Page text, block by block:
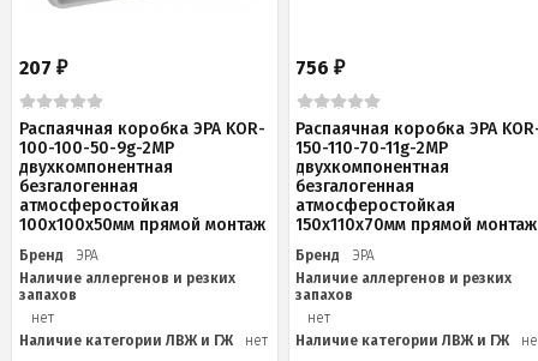
207 ₽
Распаячная коробка ЭРА KOR-
100-100-50-9g-2MP
двухкомпонентная
безгалогенная
атмосферостойкая
100х100х50мм прямой монтаж
Бренд
ЭРА
Наличие аллергенов и резких
запахов
нет
Наличие категории ЛВЖ и ГЖ
нет
756₽
Распаячная коробка ЭРА
150-110-70-11g-2MP
двухкомпонентная
безгалогенная
атмосферостойкая
150х110х70мм прямой монтаж
Бренд
ЭРА
Наличие аллергенов и резких
запахов
нет
Наличие категории ЛВЖ и ГЖ